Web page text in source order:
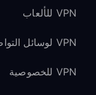
VPN للألعاب
VPN لوسائل التواصل الاجتماعي
VPN للخصوصية